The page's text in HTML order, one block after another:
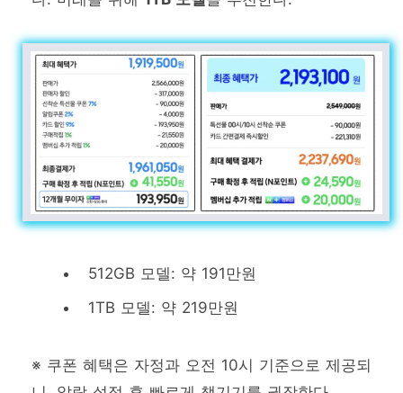
512GB 모델: 약 191만원
1TB 모델: 약 219만원
※ 쿠폰 혜택은 자정과 오전 10시 기준으로 제공되